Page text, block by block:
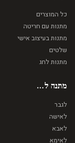
כל המוצרים
מתנות עם חריטה
מתנות בעיצוב אישי
שלטים
מתנות לחג
מתנה ל...
לגבר
לאישה
לאבא
לאימא